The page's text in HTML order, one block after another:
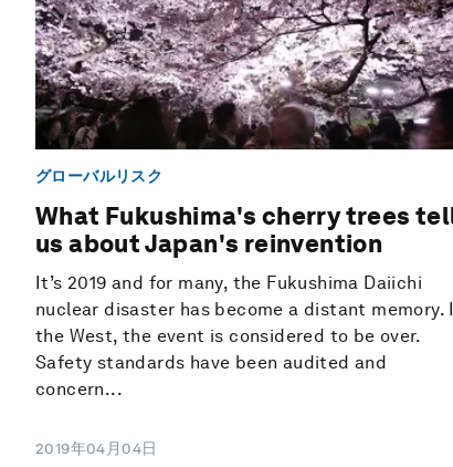
グローバルリスク
What Fukushima's cherry trees
us about Japan's reinvention
It’s 2019 and for many, the Fukushima Daiichi
nuclear disaster has become a distant memory.
the West, the event is considered to be over.
Safety standards have been audited and
concern...
2019年04月04日